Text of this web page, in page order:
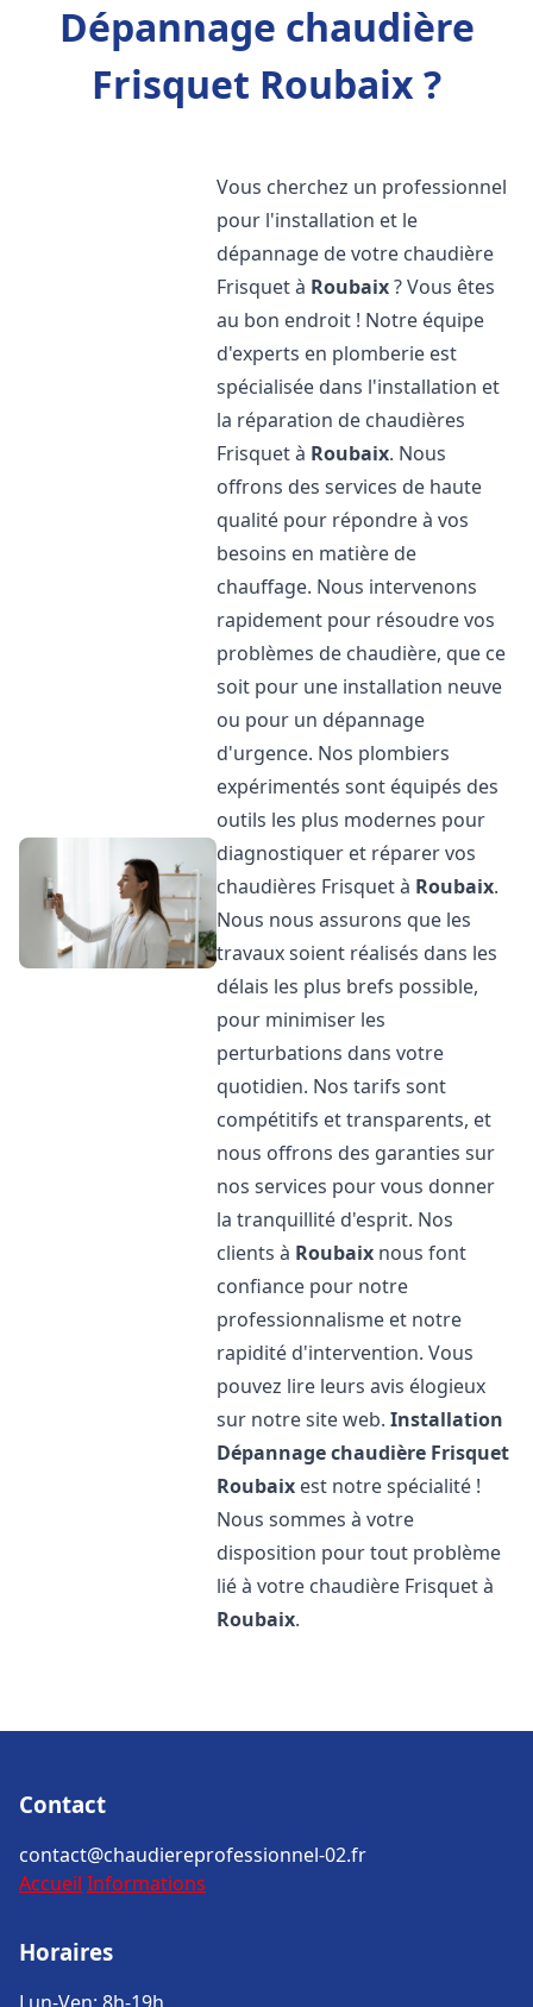
Dépannage chaudière
Frisquet Roubaix ?
Vous cherchez un professionnel
pour l'installation et le
dépannage de votre chaudière
Frisquet à Roubaix? Vous êtes
au bon endroit ! Notre équipe
d'experts en plomberie est
spécialisée dans l'installation et
la réparation de chaudières
Frisquet à Roubaix. Nous
offrons des services de haute
qualité pour répondre à vos
besoins en matière de
chauffage. Nous intervenons
rapidement pour résoudre vos
problèmes de chaudière, que ce
soit pour une installation neuve
ou pour un dépannage
d'urgence. Nos plombiers
expérimentés sont équipés des
outils les plus modernes pour
diagnostiquer et réparer vos
chaudières Frisquet à Roubaix.
Nous nous assurons que les
travaux soient réalisés dans les
délais les plus brefs possible,
pour minimiser les
perturbations dans votre
quotidien. Nos tarifs sont
compétitifs et transparents, et
nous offrons des garanties sur
nos services pour vous donner
la tranquillité d'esprit. Nos
clients à Roubaix nous font
confiance pour notre
professionnalisme et notre
rapidité d'intervention. Vous
pouvez lire leurs avis élogieux
sur notre site web.Installation
Dépannage chaudière Frisquet
Roubaix est notre spécialité !
Nous sommes à votre
disposition pour tout problème
lié à votre chaudière Frisquet à
Roubaix.
Contact
contact@chaudiereprofessionnel-02.fr
Accueil Informations
Horaires